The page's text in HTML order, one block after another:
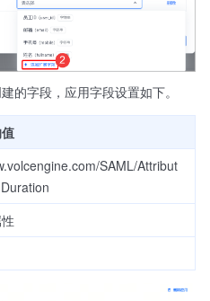
的字段，应用字段设置如下。
SAML/Attribut